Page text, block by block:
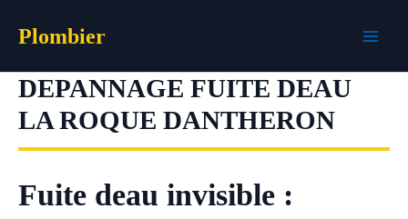
Plombier
DEPANNAGE FUITE DEAU
LA ROQUE DANTHERON
Fuite deau invisible :